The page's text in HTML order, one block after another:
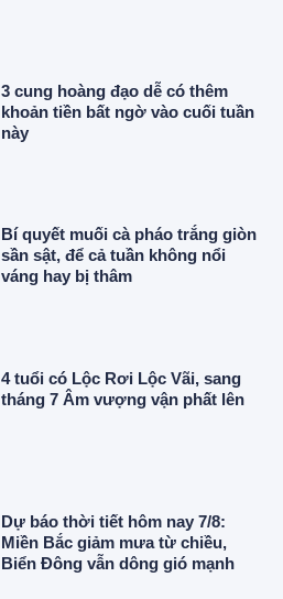
3 cung hoàng đạo dễ có thêm
khoản tiền bất ngờ vào cuối tuần
này
Bí quyết muối cà pháo trắng giòn
sần sật, để cả tuần không nổi
váng hay bị thâm
4 tuổi có Lộc Rơi Lộc Vãi, sang
tháng 7 Âm vượng vận phất lên
Dự báo thời tiết hôm nay 7/8:
Miền Bắc giảm mưa từ chiều,
Biển Đông vẫn dông gió mạnh